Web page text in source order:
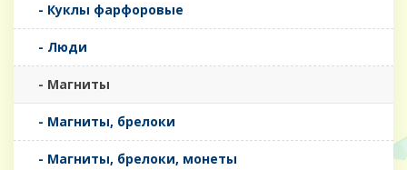
- Куклы фарфоровые
- Люди
- Магниты
- Магниты, брелоки
- Магниты, брелоки, монеты